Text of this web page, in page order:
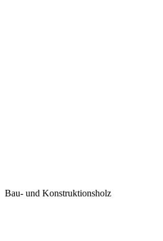
Bau- und Konstruktionsholz